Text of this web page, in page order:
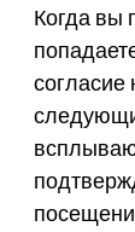
Когда вы